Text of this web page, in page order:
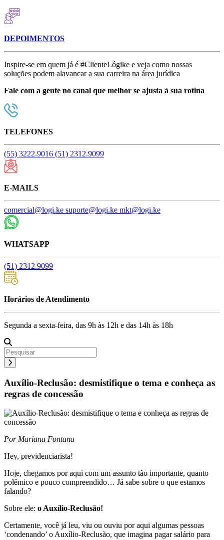
DEPOIMENTOS
Inspire-se em quem já é #ClienteLógike e veja como nossas
soluções podem alavancar a sua carreira na área jurídica
Fale com a gente no canal que melhor se ajusta à sua rotina
TELEFONES
(55) 3222.9016 (51) 2312.9099
E-MAILS
comercial@logi.ke suporte@logi.ke mkt@logi.ke
WHATSAPP
(51) 2312.9099
Horários de Atendimento
Segunda a sexta-feira, das 9h às 12h e das 14h às 18h
Auxílio-Reclusão: desmistifique o tema e conheça as
regras de concessão
Por Mariana Fontana
Hey, previdenciarista!
Hoje, chegamos por aqui com um assunto tão importante, quanto
polêmico e pouco compreendido… Já sabe sobre o que estamos
falando?
Sobre ele: o Auxílio-Reclusão!
Certamente, você já leu, viu ou ouviu por aqui algumas pessoas
‘condenando’ o Auxílio-Reclusão, que imagina pagar salário para